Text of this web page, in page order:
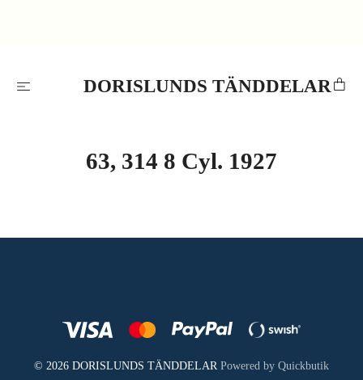
DORISLUNDS TÄNDDELAR
63, 314 8 Cyl. 1927
© 2026 DORISLUNDS TÄNDDELAR Powered by Quickbutik